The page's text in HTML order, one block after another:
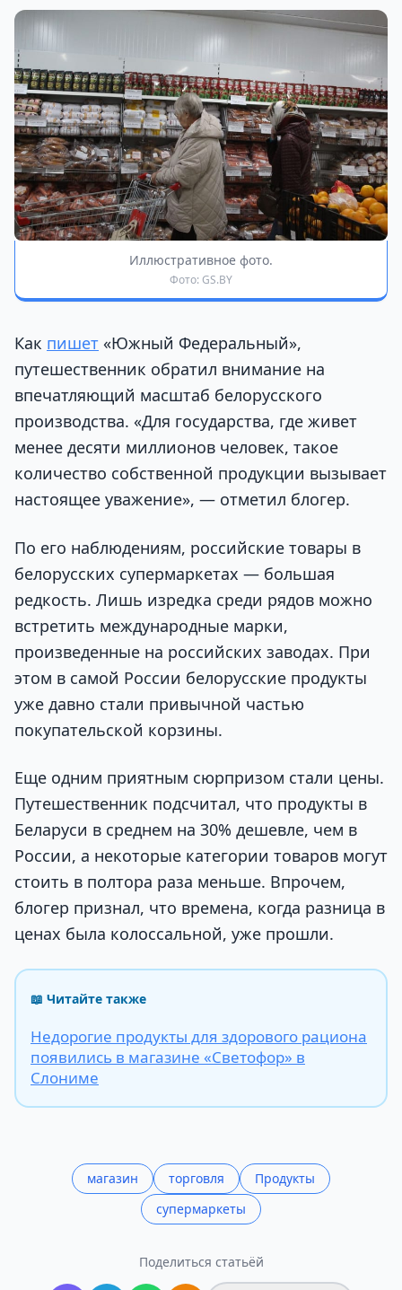
Иллюстративное фото.
Фото: GS.BY
Как пишет «Южный Федеральный»,
путешественник обратил внимание на
впечатляющий масштаб белорусского
производства. «Для государства, где живет
менее десяти миллионов человек, такое
количество собственной продукции вызывает
настоящее уважение», — отметил блогер.
По его наблюдениям, российские товары в
белорусских супермаркетах — большая
редкость. Лишь изредка среди рядов можно
встретить международные марки,
произведенные на российских заводах. При
этом в самой России белорусские продукты
уже давно стали привычной частью
покупательской корзины.
Еще одним приятным сюрпризом стали цены.
Путешественник подсчитал, что продукты в
Беларуси в среднем на 30% дешевле, чем в
России, а некоторые категории товаров могут
стоить в полтора раза меньше. Впрочем,
блогер признал, что времена, когда разница в
ценах была колоссальной, уже прошли.
📖 Читайте также
Недорогие продукты для здорового рациона
появились в магазине «Светофор» в
Слониме
магазин торговля
Продукты
супермаркеты
Поделиться статьёй